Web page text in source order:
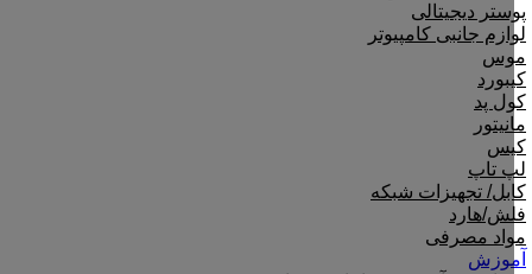
پوستر دیجیتالی
لوازم جانبی کامپیوتر
موس
کیبورد
کول پد
مانیتور
کیس
لپ تاپ
کابل/ تجهیزات شبکه
فلش/هارد
مواد مصرفی
آموزش